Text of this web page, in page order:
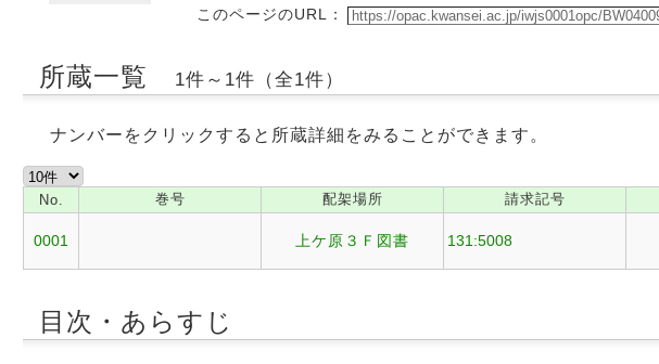
このページのURL：
所蔵一覧 1件～1件（全1件）
ナンバーをクリックすると所蔵詳細をみることができます。
No. 巻号 配架場所 請求記号
0001 上ケ原３Ｆ図書 131:5008
目次・あらすじ